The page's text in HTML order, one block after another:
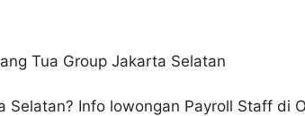
Selatan? Info lowongan Payroll Staff di